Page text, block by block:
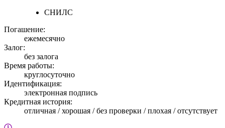
СНИЛС
Погашение:
ежемесячно
Залог:
без залога
Время работы:
круглосуточно
Идентификация:
электронная подпись
Кредитная история:
отличная / хорошая / без проверки / плохая / отсутствует